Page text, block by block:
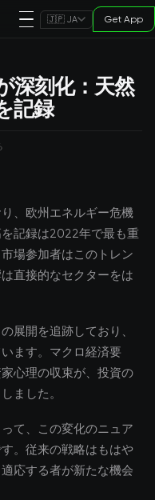
🇯🇵 JA Get App
深刻化：天然
記録
、欧州エネルギー危機
記録は2022年で最も重
場参加者はこのトレン
直接的なセクターをは
展開を追跡しており、
ます。マクロ経済要
心理の収束が、投資の
ました。
て、この変化のニュア
。従来の戦略はもはや
応する者が新たな機会